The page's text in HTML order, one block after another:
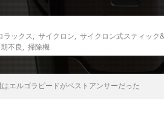
ラックス ,サイクロン ,サイクロン式スティック
不良 ,掃除機
エルゴラピードがベストアンサーだった